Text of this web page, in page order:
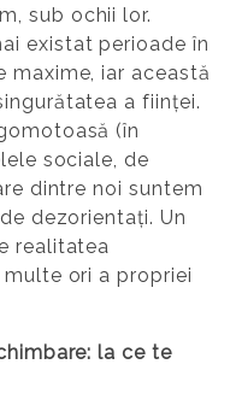
sub ochii lor.
existat perioade în
iar această
a ființei.
(în
sociale, de
dintre noi suntem
dezorientați. Un
realitatea
ori a propriei
la ce te